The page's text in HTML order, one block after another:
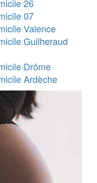
26
07
Valence
Guilheraud
Drôme
Ardèche